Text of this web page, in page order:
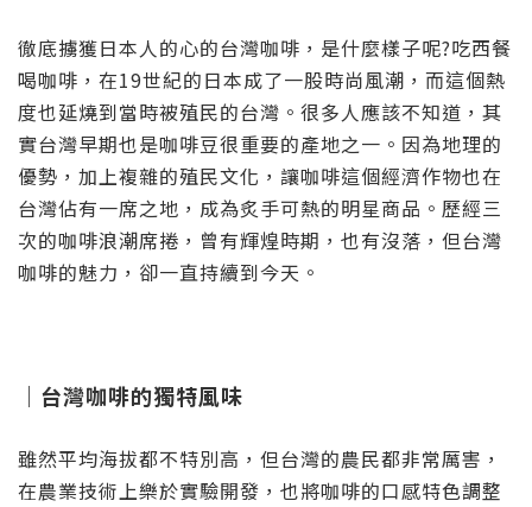
徹底擄獲日本人的心的台灣咖啡，是什麼樣子呢?吃西餐
喝咖啡，在19世紀的日本成了一股時尚風潮，而這個熱
度也延燒到當時被殖民的台灣。 很多人應該不知道，其
實台灣早期也是咖啡豆很重要的產地之一。 因為地理的
優勢，加上複雜的殖民文化，讓咖啡這個經濟作物也在
台灣佔有一席之地，成為炙手可熱的明星商品。 歷經三
次的咖啡浪潮席捲，曾有輝煌時期，也有沒落，但台灣
咖啡的魅力，卻一直持續到今天。
｜台灣咖啡的獨特風味
雖然平均海拔都不特別高，但台灣的農民都非常厲害，
在農業技術上樂於實驗開發，也將咖啡的口感特色調整